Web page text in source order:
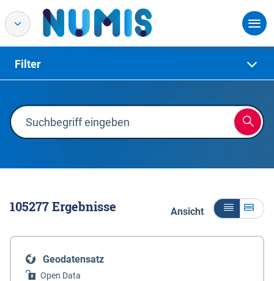
Filter
105277Ergebnisse Ansicht
Geodatensatz
Open Data